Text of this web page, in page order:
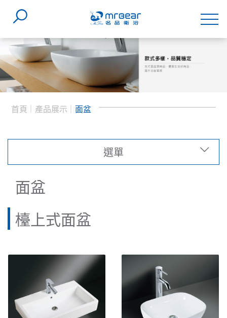
首頁 產品展示 面盆
選單
立柱盆(4)
壁掛式面盆
崁盆
(2)
(24)
方形盆 (35)
面盆
檯上式面盆